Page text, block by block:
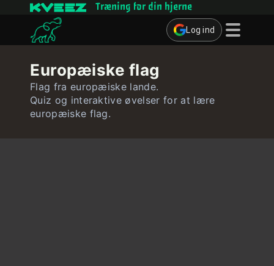
Træning for din hjerne
Log ind
Quizzer
Bruger
Europæiske flag
Flag fra europæiske lande.
Quiz og interaktive øvelser for at lære
europæiske flag.